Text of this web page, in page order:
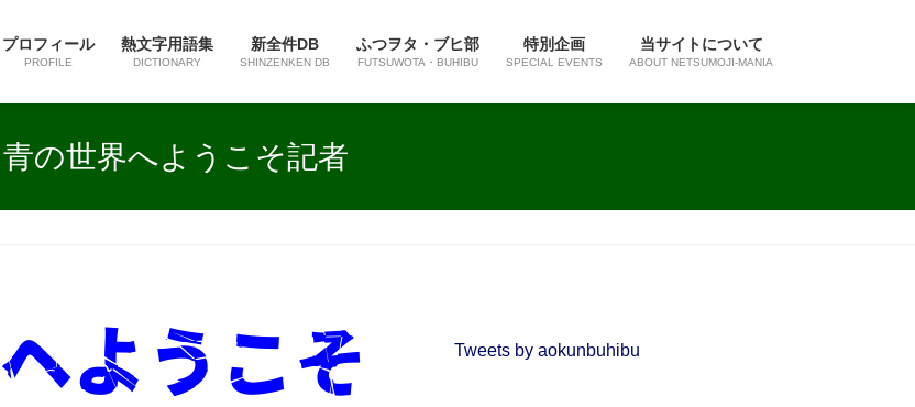
プロフィール
PROFILE
熱文字用語集
DICTIONARY
新全件DB
SHINZENKEN DB
ふつヲタ・ブヒ部
FUTSUWOTA・BUHIBU
特別企画
SPECIAL EVENTS
当サイトについて
ABOUT NETSUMOJI-MANIA
青の世界へようこそ記者
ようこそ Tweets by aokunbuhibu